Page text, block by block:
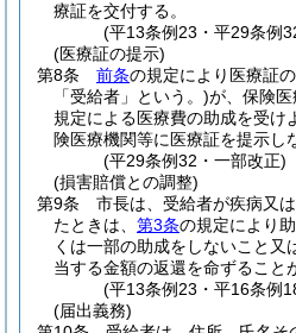
療証を交付する。
(平13条例23・平29条例
(医療証の提示)
第8条
前条の規定により医療証
「受給者」という。)が、保険
規定による医療費の助成を受け
険医療機関等に医療証を提示し
(平29条例32・一部改正)
(損害賠償との調整)
第9条
市長は、受給者が疾病又
たときは、 第3条の規定により
くは一部の助成をしないこと又
当する金額の返還を命ずること
(平13条例23・平16条例
(届出義務)